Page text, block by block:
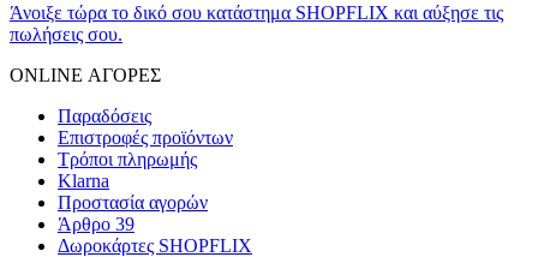
Άνοιξε τώρα το δικό σου κατάστημα SHOPFLIX και αύξησε τις
πωλήσεις σου.
ONLINE ΑΓΟΡΕΣ
Παραδόσεις
Επιστροφές προϊόντων
Τρόποι πληρωμής
Klarna
Προστασία αγορών
Άρθρο 39
Δωροκάρτες SHOPFLIX